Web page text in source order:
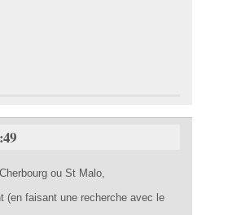
ou St Malo,
(en faisant une recherche avec le